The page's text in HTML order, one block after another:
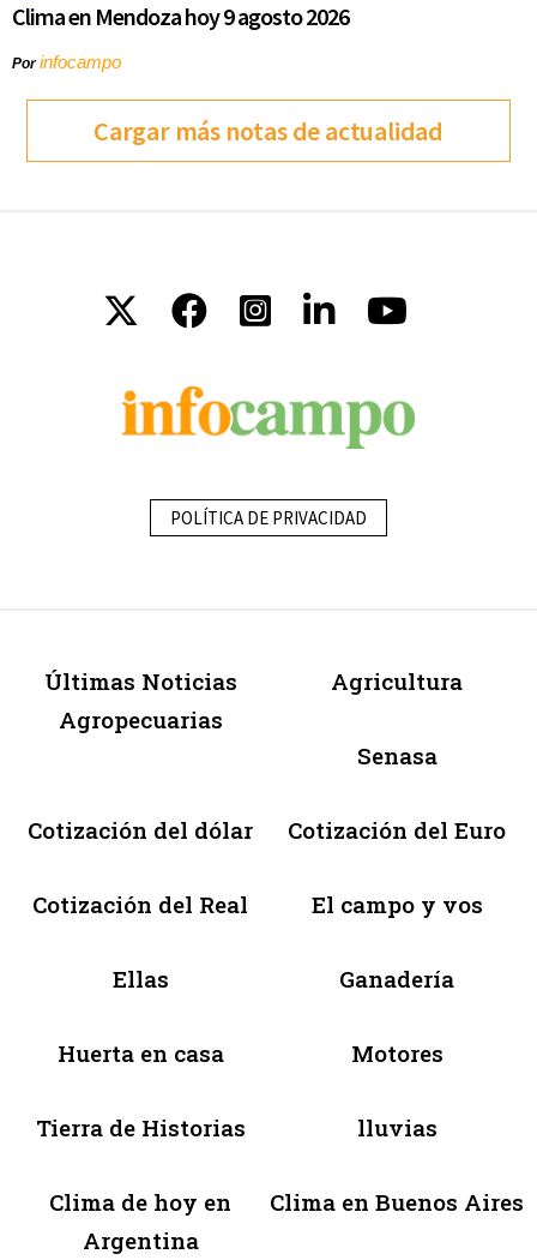
Clima en Mendoza hoy 9 agosto 2026
Porinfocampo
Cargar más notas de actualidad
POLÍTICA DE PRIVACIDAD
Últimas Noticias
Agropecuarias
Agricultura
Senasa
Cotización del dólar Cotización del Euro
Cotización del Real El campo y vos
Ellas Ganadería
Huerta en casa Motores
Tierra de Historias lluvias
Clima de hoy en
Argentina
Clima en Buenos Aires